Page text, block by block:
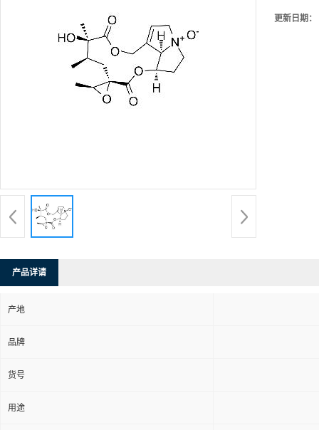
更新日期：
产品详请
产地
品牌
货号
用途